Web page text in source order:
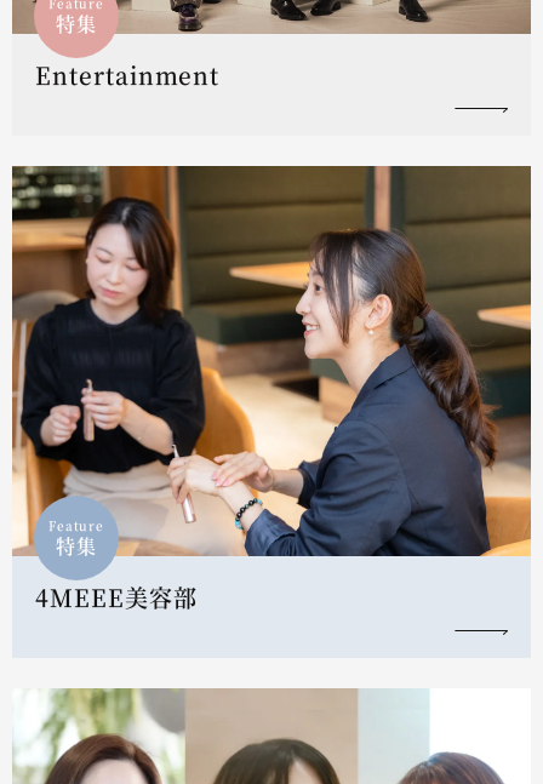
特集
Entertainment
Feature
特集
4MEEE美容部